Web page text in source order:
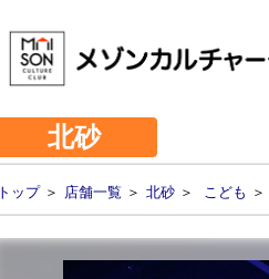
北砂
トップ＞ 店舗一覧 ＞ 北砂 ＞ こども